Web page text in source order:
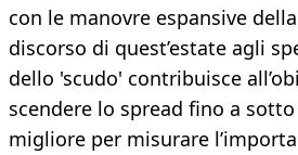
con le manovre espansive
discorso di quest’estate agli
dello 'scudo' contribuisce
scendere lo spread fino a
migliore per misurare